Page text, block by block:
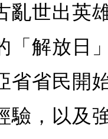
亂世出英
「解放日
省省民開
驗，以及